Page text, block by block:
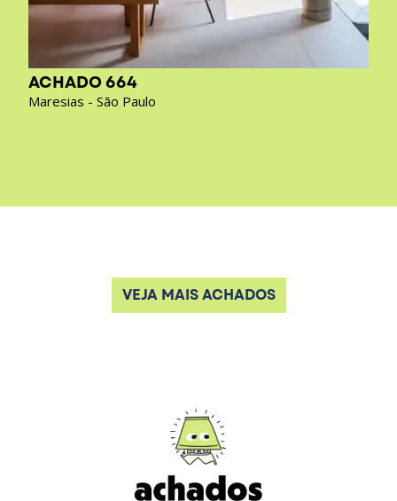
ACHADO 664
Maresias - São Paulo
VEJA MAIS ACHADOS